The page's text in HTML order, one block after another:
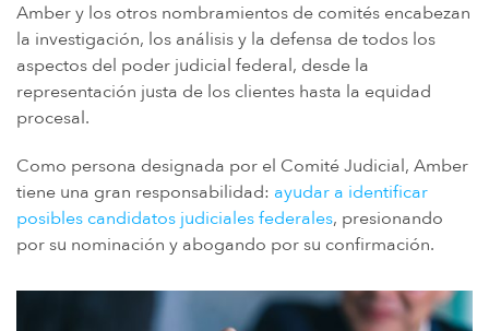
Amber y los otros nombramientos de comités encabezan
la investigación, los análisis y la defensa de todos los
aspectos del poder judicial federal, desde la
representación justa de los clientes hasta la equidad
procesal.
Como persona designada por el Comité Judicial, Amber
tiene una gran responsabilidad: ayudar a identificar
posibles candidatos judiciales federales, presionando
por su nominación y abogando por su confirmación.